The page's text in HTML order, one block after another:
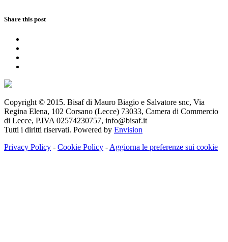
Share this post
Copyright © 2015. Bisaf di Mauro Biagio e Salvatore snc, Via
Regina Elena, 102 Corsano (Lecce) 73033, Camera di Commercio
di Lecce, P.IVA 02574230757, info@bisaf.it
Tutti i diritti riservati. Powered by Envision
Privacy Policy - Cookie Policy - Aggiorna le preferenze sui cookie